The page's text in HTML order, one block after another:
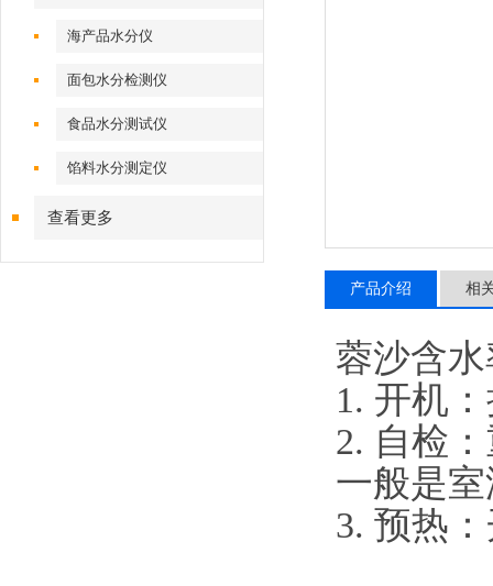
海产品水分仪
面包水分检测仪
食品水分测试仪
馅料水分测定仪
查看更多
产品介绍 相
蓉沙含
1. 开机
2. 自检
一般是
3. 预热